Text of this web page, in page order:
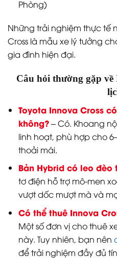
Phòng)
Những trải nghiệm thực tế
Cross là mẫu xe lý tưởng
gia đình hiện đại.
Câu hỏi thường gặp
Toyota Innova Cross
không?– Có. Khoang
linh hoạt, phù hợp cho
thoải mái.
Bản Hybrid có leo đèo
tơ điện hỗ trợ mô-men
vượt dốc mượt mà và
Có thể thuê Innova
Một số đơn vị cho thuê
này. Tuy nhiên, bạn nên
để trải nghiệm đầy đủ